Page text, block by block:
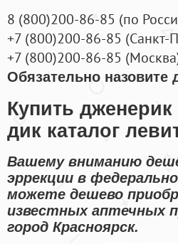
8 (800)200-86-85 (по
+7 (800)200-86-85 (Санкт-
+7 (800)200-86-85 (
Обязательно
Купить
дик каталог
Вашему вниманию
эррекции в
можете дешево
известных аптечных
город Красноярск.